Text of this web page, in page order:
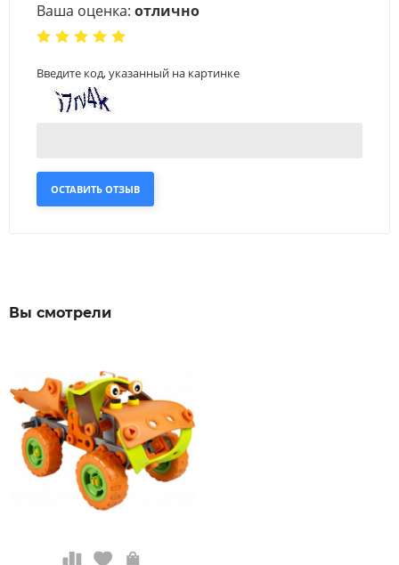
Ваша оценка: отлично
Введите код, указанный на картинке
ОСТАВИТЬ ОТЗЫВ
Вы смотрели